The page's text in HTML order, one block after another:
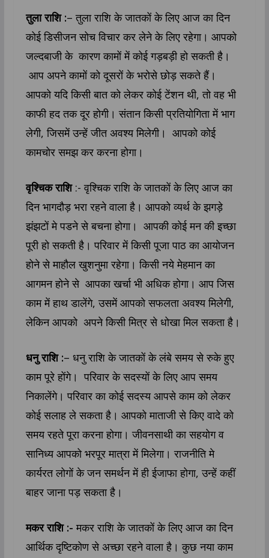
तुला राशि :– तुला राशि के जातकों के लिए आज का दिन
कोई डिसीजन सोच विचार कर लेने के लिए रहेगा। आपको
जल्दबाजी के कारण कामों में कोई गड़बड़ी हो सकती है।
आप अपने कामों को दूसरों के भरोसे छोड़ सकते हैं।
आपको यदि किसी बात को लेकर कोई टेंशन थी, तो वह भी
काफी हद तक दूर होगी। संतान किसी प्रतियोगिता में भाग
लेगी, जिसमें उन्हें जीत अवश्य मिलेगी। आपको कोई
कामचोर समझ कर करना होगा।
वृश्चिक राशि:- वृश्चिक राशि के जातकों के लिए आज का
दिन भागदौड़ भरा रहने वाला है। आपको व्यर्थ के झगड़े
झंझटों मे पडने से बचना होगा। आपकी कोई मन की इच्छा
पूरी हो सकती है। परिवार में किसी पूजा पाठ का आयोजन
होने से माहौल खुशनुमा रहेगा। किसी नये मेहमान का
आगमन होने से आपका खर्चा भी अधिक होगा। आप जिस
काम में हाथ डालेंगे, उसमें आपको सफलता अवश्य मिलेगी,
लेकिन आपको अपने किसी मित्र से धोखा मिल सकता है।
धनु राशि :– धनु राशि के जातकों के लंबे समय से रुके हुए
काम पूरे होंगे। परिवार के सदस्यों के लिए आप समय
निकालेंगे। परिवार का कोई सदस्य आपसे काम को लेकर
कोई सलाह ले सकता है। आपको माताजी से किए वादे को
समय रहते पूरा करना होगा। जीवनसाथी का सहयोग व
सानिध्य आपको भरपूर मात्रा में मिलेगा। राजनीति मे
कार्यरत लोगों के जन समर्थन में ही ईजाफा होगा, उन्हें कहीं
बाहर जाना पड़ सकता है।
मकर राशि :- मकर राशि के जातकों के लिए आज का दिन
आर्थिक दृष्टिकोण से अच्छा रहने वाला है। कुछ नया काम